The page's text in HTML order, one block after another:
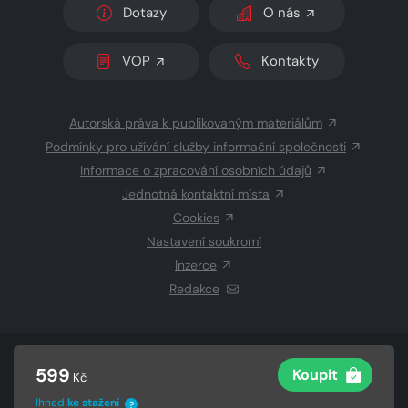
599 Kč Koupit
Ihned ke stažení ?
Dotazy O nás
VOP Kontakty
Autorská práva k publikovaným materiálům
Podmínky pro užívání služby informační společnosti
Informace o zpracování osobních údajů
Jednotná kontaktní místa
Cookies
Nastavení soukromí
Inzerce
Redakce
CZECH NEWS CENTER a.s.a dodavatelé
Vysázeno